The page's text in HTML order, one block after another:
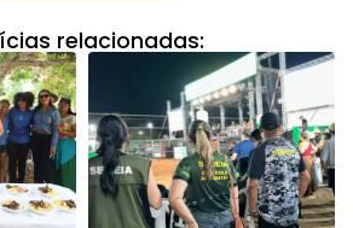
relacionadas: